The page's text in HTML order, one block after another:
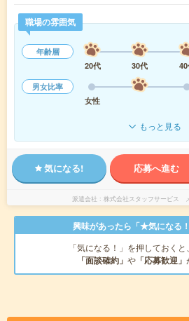
職場の雰囲気
年齢層
20代
30代
男女比率
女性
もっと見る
気になる! 応募へ進む
派遣会社 株式会社スタッフサービス
興味があったら「★気になる
「気になる！」を押しておく
「面談確約」 や 「応募歓迎」